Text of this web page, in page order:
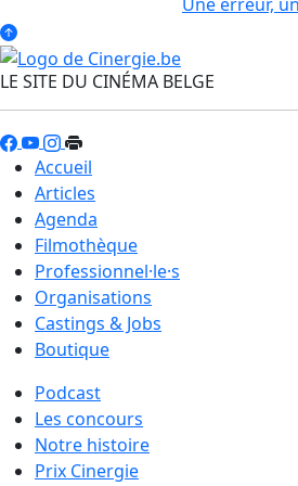
Une erreur,
LE SITE DU CINÉMA BELGE
Accueil
Articles
Agenda
Filmothèque
Professionnel·le·s
Organisations
Castings & Jobs
Boutique
Podcast
Les concours
Notre histoire
Prix Cinergie